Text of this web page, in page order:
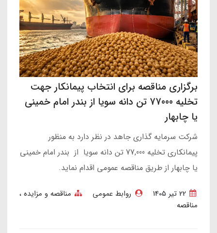
برگزاری مناقصه برای انتخاب پیمانکار جهت
تخلیه 77000 تن دانه سویا از بندر امام خمینی
یا چابهار
شرکت سرمایه گذاری جاهد در نظر دارد به منظور
پیمانکاری تخلیه 77,000 تن دانه سویا از بندر امام خمینی
یا چابهار از طریق مناقصه عمومی اقدام نماید.
22 تير 1405 روابط عمومی
مناقصه و مزایده
مناقصه